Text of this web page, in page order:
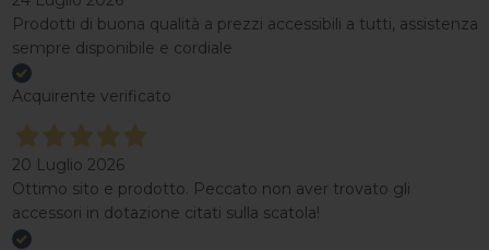
Prodotti di buona qualità a prezzi accessibili a tutti, assistenza
sempre disponibile e cordiale
Acquirente verificato
20 Luglio 2026
Ottimo sito e prodotto. Peccato non aver trovato gli
accessori in dotazione citati sulla scatola!